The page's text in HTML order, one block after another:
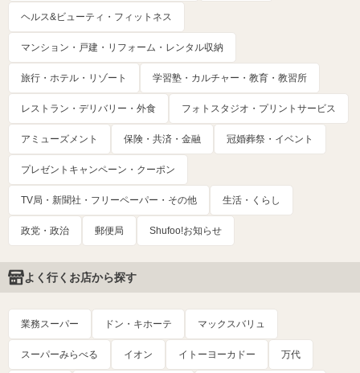
ヘルス&ビューティ・フィットネス
マンション・戸建・リフォーム・レンタル収納
旅行・ホテル・リゾート 学習塾・カルチャー・教育・教習所
レストラン・デリバリー・外食 フォトスタジオ・プリントサービス
アミューズメント 保険・共済・金融 冠婚葬祭・イベント
プレゼントキャンペーン・クーポン
TV局・新聞社・フリーペーパー・その他 生活・くらし
政党・政治 郵便局 Shufoo!お知らせ
よく行くお店から探す
業務スーパー ドン・キホーテ マックスバリュ
スーパーみらべる イオン イトーヨーカドー 万代